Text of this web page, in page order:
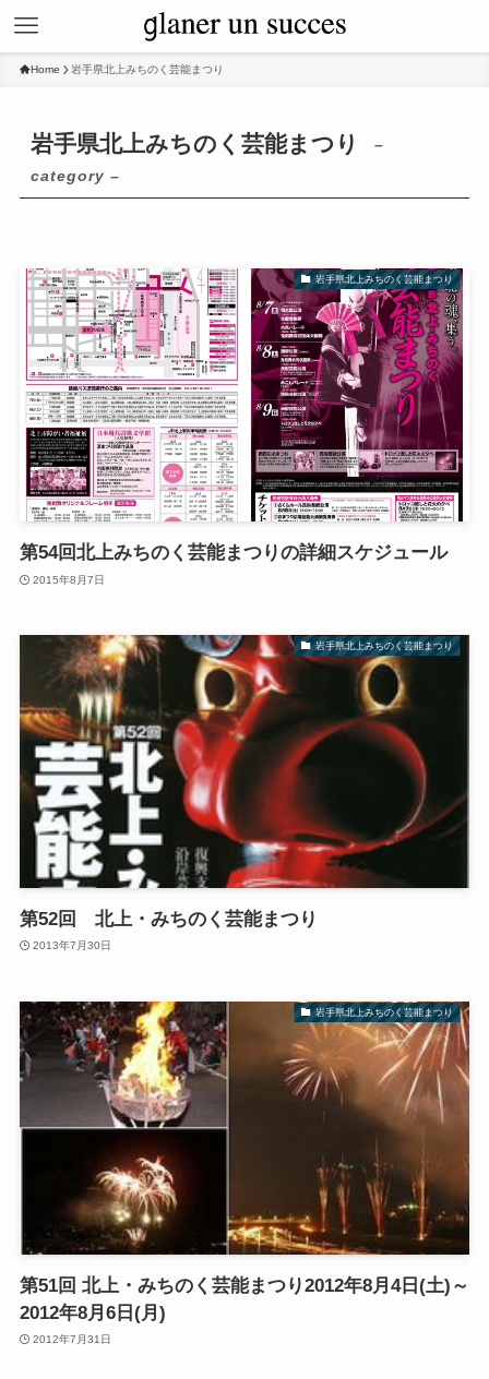
Home 岩手県北上みちのく芸能まつり
岩手県北上みちのく芸能まつり
–
category –
岩手県北上みちのく芸能まつり
第54回北上みちのく芸能まつりの詳細スケジュール
2015年8月7日
岩手県北上みちのく芸能まつり
第52回 北上・みちのく芸能まつり
2013年7月30日
岩手県北上みちのく芸能まつり
第51回 北上・みちのく芸能まつり2012年8月4日(土)～
2012年8月6日(月)
2012年7月31日